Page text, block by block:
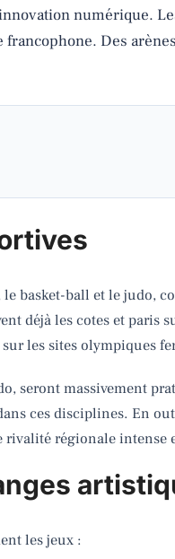
numérique.
Des
basket-ball et le judo,
déjà les cotes et paris
les sites olympiques
seront massivement
ces disciplines. En
régionale intense
les jeux :